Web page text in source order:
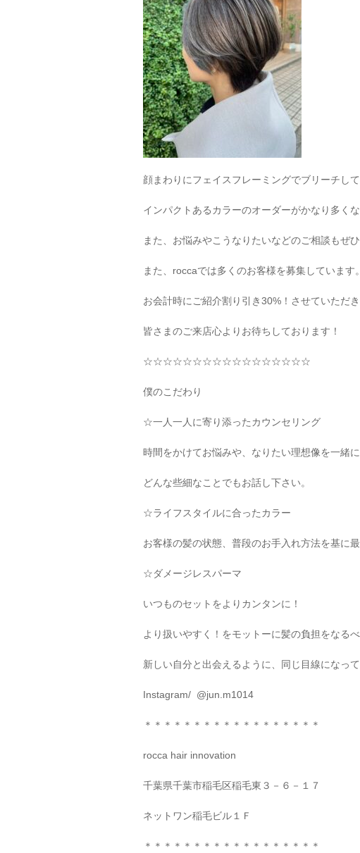
顔まわりにフェイスフレーミングでブリーチし
インパクトあるカラーのオーダーがかなり多く
また、お悩みやこうなりたいなどのご相談もぜ
また、 roccaでは多くのお客様を募集しています
お会計時にご紹介割り引き30% ！させていただ
皆さまのご来店心よりお待ちしております！
☆☆☆☆☆☆☆☆☆☆☆☆☆☆☆☆☆
僕のこだわり
☆一人一人に寄り添ったカウンセリング
時間をかけてお悩みや、なりたい理想像を一緒
どんな些細なことでもお話し下さい。
☆ライフスタイルに合ったカラー
お客様の髪の状態、普段のお手入れ方法を基に
☆ダメージレスパーマ
いつものセットをよりカンタンに！
より扱いやすく！をモットーに髪の負担をなる
新しい自分と出会えるように、同じ目線になっ
Instagram/ @jun.m1014
＊＊＊＊＊＊＊＊＊＊＊＊＊＊＊＊＊＊
rocca hair innovation
千葉県千葉市稲毛区稲毛東３－６－１７
ネットワン稲毛ビル１Ｆ
＊＊＊＊＊＊＊＊＊＊＊＊＊＊＊＊＊＊